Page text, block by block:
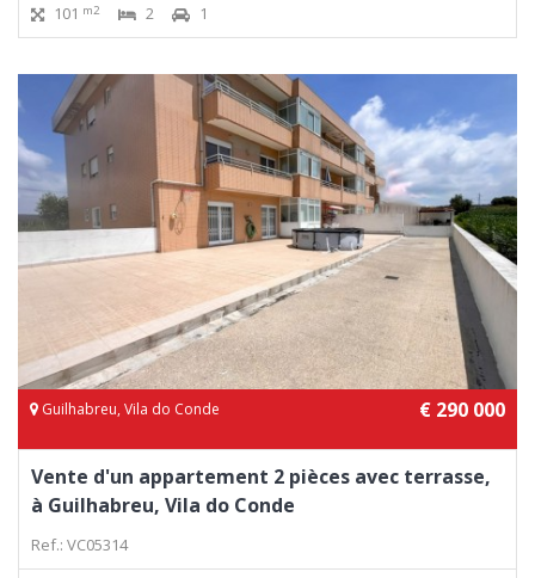
101 m2 2 1
Guilhabreu, Vila do Conde € 290 000
Vente d'un appartement 2 pièces avec terrasse,
à Guilhabreu, Vila do Conde
Ref.: VC05314